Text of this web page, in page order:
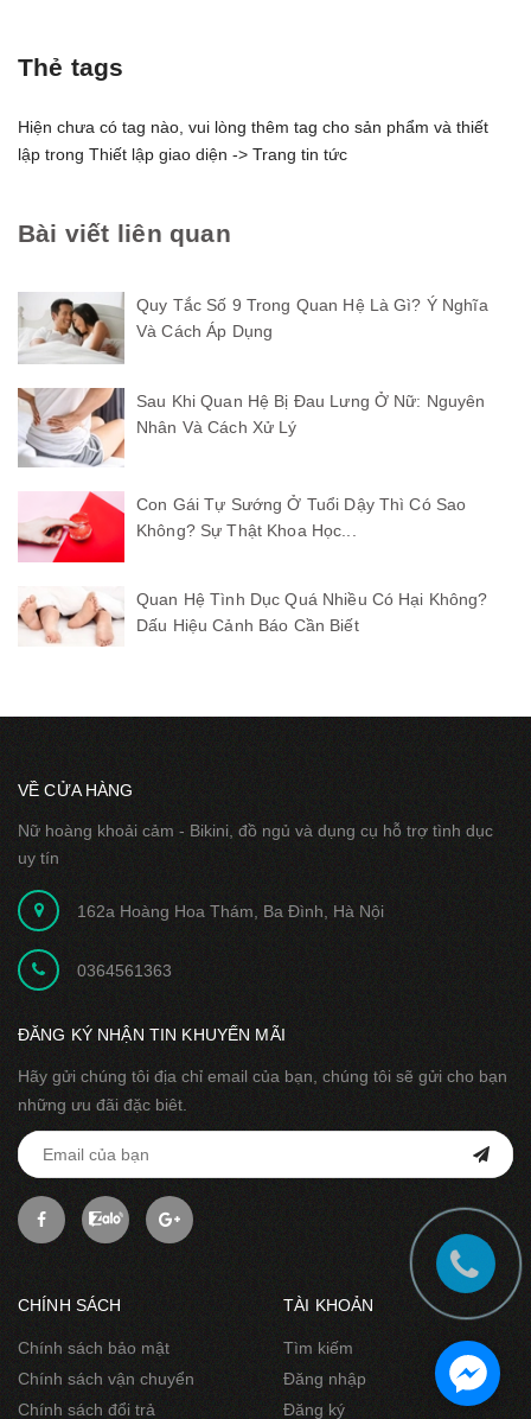
Thẻ tags
Hiện chưa có tag nào, vui lòng thêm tag cho sản phẩm và thiết
lập trong Thiết lập giao diện -> Trang tin tức
Bài viết liên quan
Quy Tắc Số 9 Trong Quan Hệ Là Gì? Ý Nghĩa
Và Cách Áp Dụng
Sau Khi Quan Hệ Bị Đau Lưng Ở Nữ: Nguyên
Nhân Và Cách Xử Lý
Con Gái Tự Sướng Ở Tuổi Dậy Thì Có Sao
Không? Sự Thật Khoa Học...
Quan Hệ Tình Dục Quá Nhiều Có Hại Không?
Dấu Hiệu Cảnh Báo Cần Biết
VỀ CỬA HÀNG
Nữ hoàng khoải cảm - Bikini, đồ ngủ và dụng cụ hỗ trợ tình dục
uy tín
162a Hoàng Hoa Thám, Ba Đình, Hà Nội
0364561363
ĐĂNG KÝ NHẬN TIN KHUYẾN MÃI
Hãy gửi chúng tôi địa chỉ email của bạn, chúng tôi sẽ gửi cho bạn
những ưu đãi đặc biêt.
CHÍNH SÁCH
Chính sách bảo mật
Chính sách vận chuyển
Chính sách đổi trả
TÀI KHOẢN
Tìm kiếm
Đăng nhập
Đăng ký